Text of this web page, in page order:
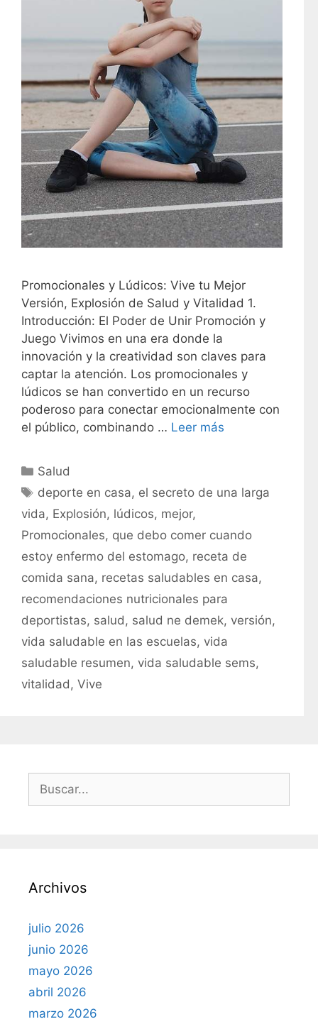
Promocionales y Lúdicos: Vive tu Mejor
Versión, Explosión de Salud y Vitalidad 1.
Introducción: El Poder de Unir Promoción y
Juego Vivimos en una era donde la
innovación y la creatividad son claves para
captar la atención. Los promocionales y
lúdicos se han convertido en un recurso
poderoso para conectar emocionalmente con
el público, combinando … Leer más
C
a
e
g
o
r
s
Salud
E
t
q
u
e
t
a
s
deporte en casa, el secreto de una larga
vida, Explosión, lúdicos, mejor,
Promocionales, que debo comer cuando
estoy enfermo del estomago, receta de
comida sana, recetas saludables en casa,
recomendaciones nutricionales para
deportistas, salud, salud ne demek, versión,
vida saludable en las escuelas, vida
saludable resumen, vida saludable sems,
vitalidad, Vive
:
Archivos
julio 2026
junio 2026
mayo 2026
abril 2026
marzo 2026